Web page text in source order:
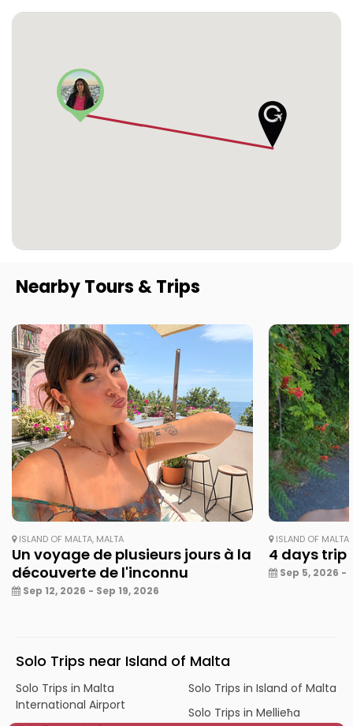
Nearby Tours & Trips
ISLAND OF MALTA, MALTA
Un voyage de plusieurs jours à la
découverte de l'inconnu
Sep 12, 2026 - Sep 19, 2026
ISLAND OF
4 days
Sep 5, 2026 -
Solo Trips near Island of Malta
Solo Trips in Malta
International Airport
Solo Trips in Island of Malta
Solo Trips in Mellieħa